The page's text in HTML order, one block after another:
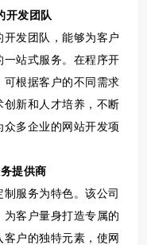
开发团队
发团队，能够为客户
站式服务。在程序开
根据客户的不同需求
新和人才培养，不断
多企业的网站开发项
提供商
服务为特色。该公司
客户量身打造专属的
户的独特元素，使网